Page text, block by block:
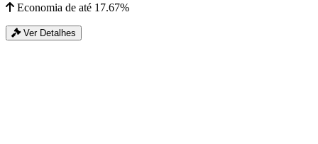
Economia de até 17.67%
Ver Detalhes